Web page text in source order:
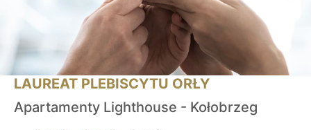
LAUREAT PLEBISCYTU ORŁY
Apartamenty Lighthouse - Kołobrzeg